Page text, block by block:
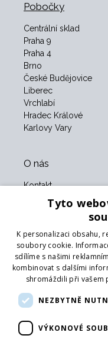
Pobočky
Centrální sklad
Praha 9
Praha 4
Brno
České Budějovice
Liberec
Vrchlabí
Hradec Králové
Karlovy Vary
O nás
Kontakt
Obchodní podmínky
Naši partneři
Formulář pro vrácení
Vrácení zboží
Doprava
Sledujte nás
Tyto
K personalizaci obsahu,
soubory cookie.
sdílíme s našimi
kombinovat s dalšími
shromáždili při vašem
NEZBYTNĚ
VÝKONOVÉ